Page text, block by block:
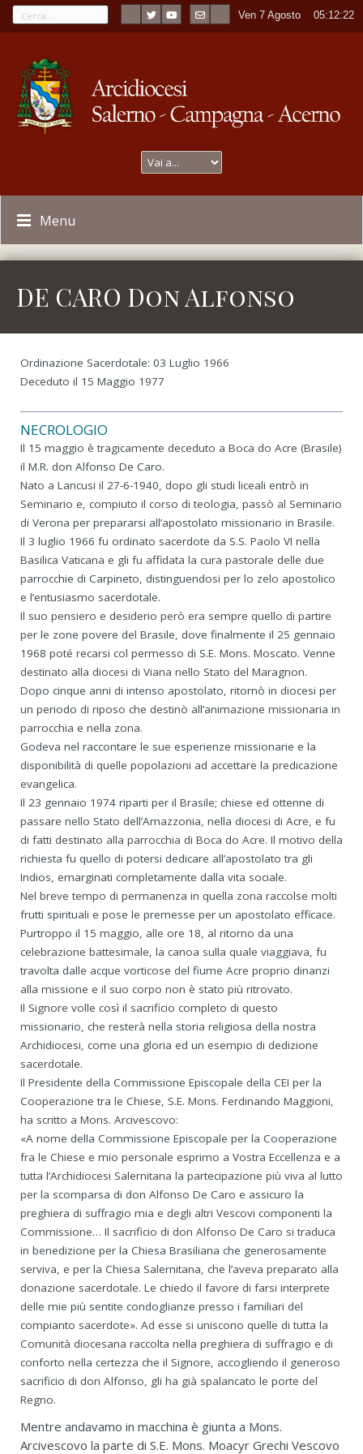
Ven 7 Agosto ----05:12:23
Menu
DE CARO Don Alfonso
Ordinazione Sacerdotale: 03 Luglio 1966
Deceduto il 15 Maggio 1977
NECROLOGIO
Il 15 maggio è tragicamente deceduto a Boca do Acre (Brasile)
il M.R. don Alfonso De Caro.
Nato a Lancusi il 27-6-1940, dopo gli studi liceali entrò in
Seminario e, compiuto il corso di teologia, passò al Seminario
di Verona per prepararsi all’apostolato missionario in Brasile.
Il 3 luglio 1966 fu ordinato sacerdote da S.S. Paolo VI nella
Basilica Vaticana e gli fu affidata la cura pastorale delle due
parrocchie di Carpineto, distinguendosi per lo zelo apostolico
e l’entusiasmo sacerdotale.
Il suo pensiero e desiderio però era sempre quello di partire
per le zone povere del Brasile, dove finalmente il 25 gennaio
1968 poté recarsi col permesso di S.E. Mons. Moscato. Venne
destinato alla diocesi di Viana nello Stato del Maragnon.
Dopo cinque anni di intenso apostolato, ritornò in diocesi per
un periodo di riposo che destinò all’animazione missionaria in
parrocchia e nella zona.
Godeva nel raccontare le sue esperienze missionarie e la
disponibilità di quelle popolazioni ad accettare la predicazione
evangelica.
Il 23 gennaio 1974 riparti per il Brasile; chiese ed ottenne di
passare nello Stato dell’Amazzonia, nella diocesi di Acre, e fu
di fatti destinato alla parrocchia di Boca do Acre. Il motivo della
richiesta fu quello di potersi dedicare all’apostolato tra gli
Indios, emarginati completamente dalla vita sociale.
Nel breve tempo di permanenza in quella zona raccolse molti
frutti spirituali e pose le premesse per un apostolato efficace.
Purtroppo il 15 maggio, alle ore 18, al ritorno da una
celebrazione battesimale, la canoa sulla quale viaggiava, fu
travolta dalle acque vorticose del fiume Acre proprio dinanzi
alla missione e il suo corpo non è stato più ritrovato.
Il Signore volle così il sacrificio completo di questo
missionario, che resterà nella storia religiosa della nostra
Archidiocesi, come una gloria ed un esempio di dedizione
sacerdotale.
Il Presidente della Commissione Episcopale della CEI per la
Cooperazione tra le Chiese, S.E. Mons. Ferdinando Maggioni,
ha scritto a Mons. Arcivescovo:
«A nome della Commissione Episcopale per la Cooperazione
fra le Chiese e mio personale esprimo a Vostra Eccellenza e a
tutta l’Archidiocesi Salernitana la partecipazione più viva al lutto
per la scomparsa di don Alfonso De Caro e assicuro la
preghiera di suffragio mia e degli altri Vescovi componenti la
Commissione… Il sacrificio di don Alfonso De Caro si traduca
in benedizione per la Chiesa Brasiliana che generosamente
serviva, e per la Chiesa Salernitana, che l’aveva preparato alla
donazione sacerdotale. Le chiedo il favore di farsi interprete
delle mie più sentite condoglianze presso i familiari del
compianto sacerdote». Ad esse si uniscono quelle di tutta la
Comunità diocesana raccolta nella preghiera di suffragio e di
conforto nella certezza che il Signore, accogliendo il generoso
sacrificio di don Alfonso, gli ha già spalancato le porte del
Regno.
Mentre andavamo in macchina è giunta a Mons.
Arcivescovo la parte di S.E. Mons. Moacyr Grechi Vescovo